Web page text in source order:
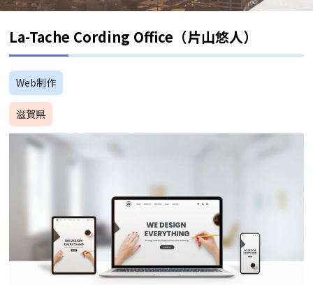
La-Tache Cording Office（片山悠人）
Web制作
滋賀県